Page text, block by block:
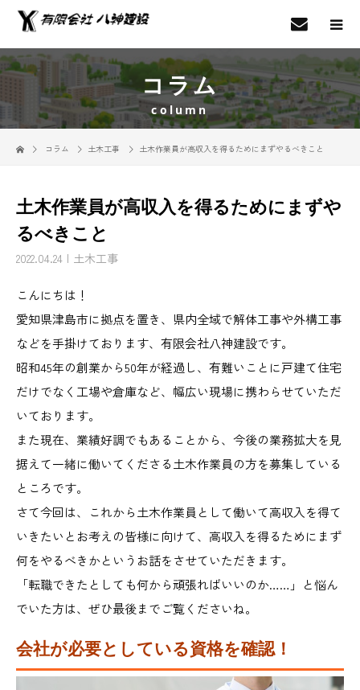
コラム
column
コラム 土木工事 土木作業員が高収入を得るためにまずやるべきこと
土木作業員が高収入を得るためにまずや
るべきこと
2022.04.24 土木工事
こんにちは！
愛知県津島市に拠点を置き、県内全域で解体工事や外構工事
などを手掛けております、有限会社八神建設です。
昭和45年の創業から50年が経過し、有難いことに戸建て住宅
だけでなく工場や倉庫など、幅広い現場に携わらせていただ
いております。
また現在、業績好調でもあることから、今後の業務拡大を見
据えて一緒に働いてくださる土木作業員の方を募集している
ところです。
さて今回は、これから土木作業員として働いて高収入を得て
いきたいとお考えの皆様に向けて、高収入を得るためにまず
何をやるべきかというお話をさせていただきます。
「転職できたとしても何から頑張ればいいのか……」と悩ん
でいた方は、ぜひ最後までご覧くださいね。
会社が必要としている資格を確認！